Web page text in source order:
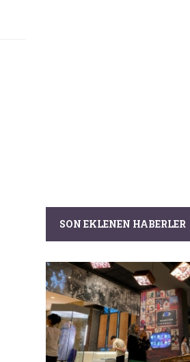
SON EKLENEN HABERLER